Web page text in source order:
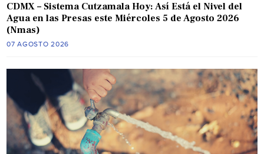
CDMX – Sistema Cutzamala Hoy: Así Está el Nivel del
Agua en las Presas este Miércoles 5 de Agosto 2026
(Nmas)
07 AGOSTO 2026